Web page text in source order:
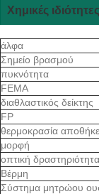
Χημικές
άλφα
Σημείο βρασμού
πυκνότητα
FEMA
διαθλαστικός δείκτης
FP
θερμοκρασία
μορφή
οπτική δραστηριότητα
Βέρμη
Σύστημα μητρώου